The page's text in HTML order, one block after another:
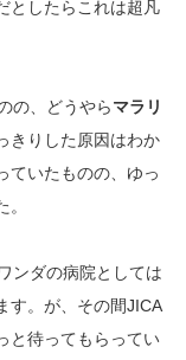
としたらこれは超凡
の、どうやらマラリ
きりした原因はわか
ていたものの、ゆっ
ンダの病院としては
す。が、その間JICA
と待ってもらってい